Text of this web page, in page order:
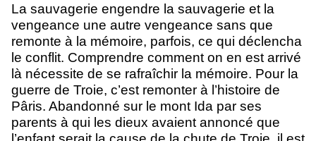
La sauvagerie engendre la sauvagerie et la
vengeance une autre vengeance sans que
remonte à la mémoire, parfois, ce qui déclencha
le conflit. Comprendre comment on en est arrivé
là nécessite de se rafraîchir la mémoire. Pour la
guerre de Troie, c’est remonter à l’histoire de
Pâris. Abandonné sur le mont Ida par ses
parents à qui les dieux avaient annoncé que